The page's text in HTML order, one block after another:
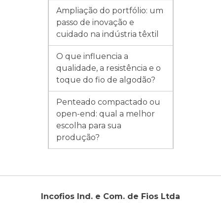
Ampliação do portfólio: um
passo de inovação e
cuidado na indústria têxtil
O que influencia a
qualidade, a resistência e o
toque do fio de algodão?
Penteado compactado ou
open-end: qual a melhor
escolha para sua
produção?
Incofios Ind. e Com. de Fios Ltda